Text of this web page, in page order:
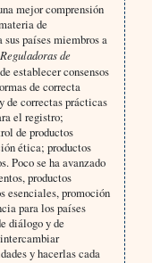
mejor comprensión
de
países miembros a
de
establecer consensos
de correcta
correctas prácticas
el registro;
de productos
ética; productos
Poco se ha avanzado
productos
esenciales, promoción
para los países
diálogo y de
y hacerlas cada